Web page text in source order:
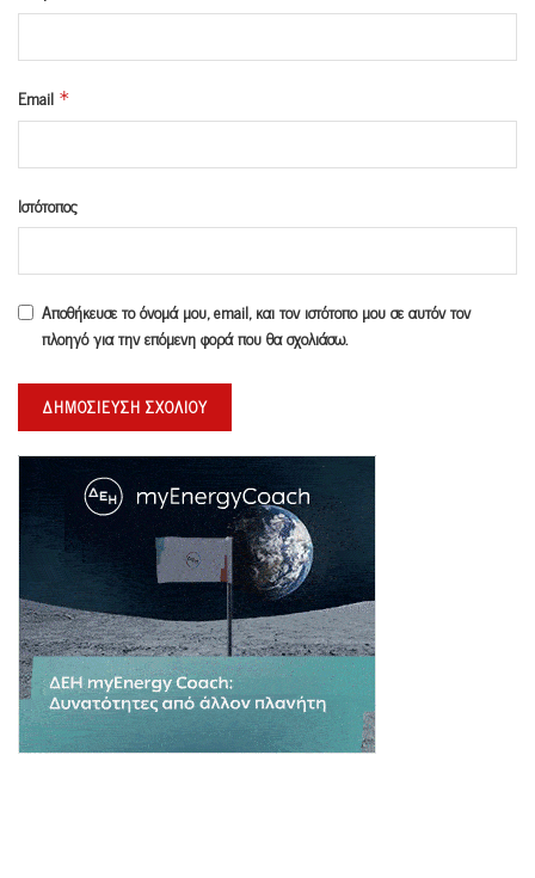
Email *
Ιστότοπος
Αποθήκευσε το όνομά μου, email, και τον ιστότοπο μου σε αυτόν τον
πλοηγό για την επόμενη φορά που θα σχολιάσω.